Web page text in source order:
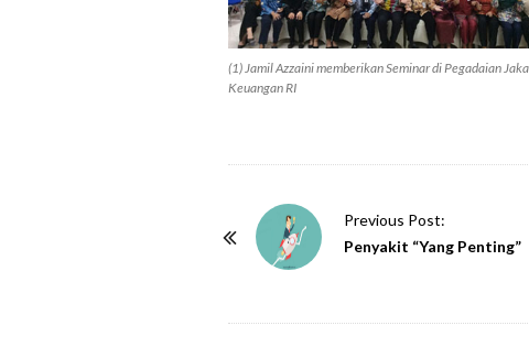
(1) Jamil Azzaini memberikan Seminar di Pegadaian
Keuangan RI
Previous Post:
Penyakit “Yang Penting”